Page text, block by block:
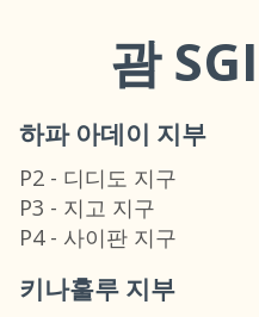
괌SGI
하파 아데이 지부
P2 - 디디도 지구
P3 - 지고 지구
P4 - 사이판 지구
키나훌루 지부